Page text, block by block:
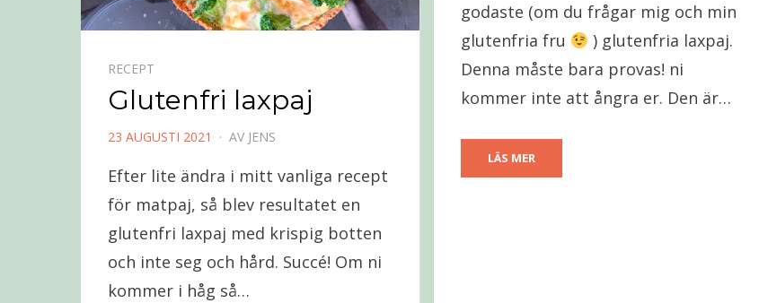
RECEPT
Glutenfri laxpaj
PUBLICERAD
23 AUGUSTI 2021 AV JENS
Efter lite ändra i mitt vanliga recept
för matpaj, så blev resultatet en
glutenfri laxpaj med krispig botten
och inte seg och hård. Succé! Om ni
kommer i håg så…
godaste (om du frågar mig och min
glutenfria fru
) glutenfria laxpaj.
Denna måste bara provas! ni
kommer inte att ångra er. Den är…
LÄS MER